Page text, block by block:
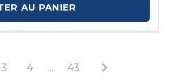
AU PANIER
3 4 ... 43